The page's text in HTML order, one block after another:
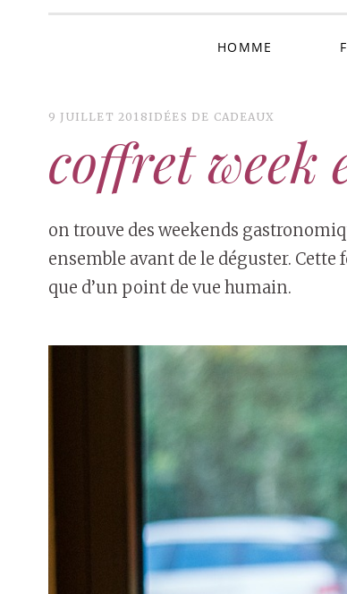
HOMME
9 JUILLET 2018 IDÉES DE CADEAUX
coffret week
on trouve des weekends
ensemble avant de le déguster.
que d’un point de vue humain.